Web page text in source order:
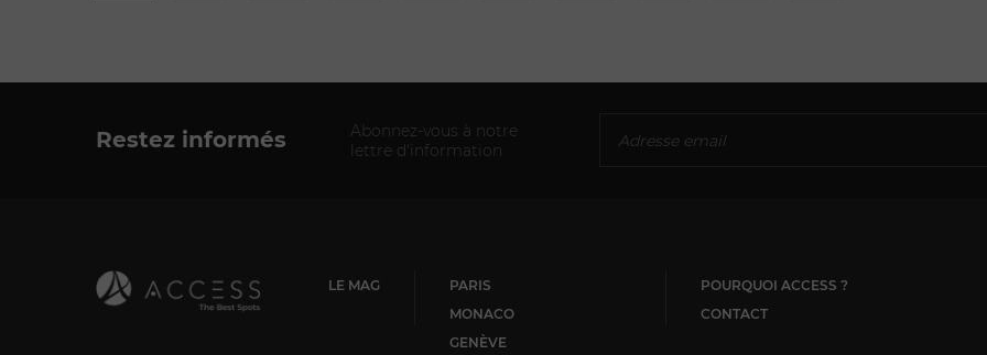
Restez informés
Abonnez-vous à notre
lettre d'information
LE MAG
PARIS
MONACO
GENÈVE
POURQUOI ACCESS ?
CONTACT